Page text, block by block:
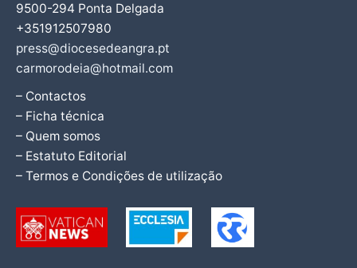
9500-294 Ponta Delgada
+351912507980
press@diocesedeangra.pt
carmorodeia@hotmail.com
– Contactos
– Ficha técnica
– Quem somos
– Estatuto Editorial
– Termos e Condições de utilização